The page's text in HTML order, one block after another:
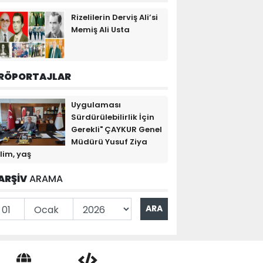
Rizelilerin Derviş Ali’si
Memiş Ali Usta
Uygulaması
Sürdürülebilirlik İçin
Gerekli" ÇAYKUR Genel
Müdürü Yusuf Ziya
yaş
ARAMA